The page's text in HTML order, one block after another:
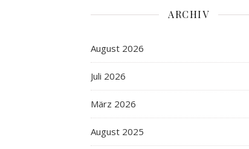
ARCHIV
August 2026
Juli 2026
März 2026
August 2025